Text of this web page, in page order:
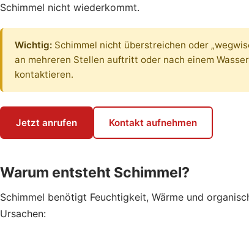
Schimmel nicht wiederkommt.
Wichtig: Schimmel nicht überstreichen oder
an mehreren Stellen auftritt oder nach einem
kontaktieren.
Jetzt anrufen Kontakt aufnehmen
Warum entsteht Schimmel?
Schimmel benötigt Feuchtigkeit, Wärme und
Ursachen: